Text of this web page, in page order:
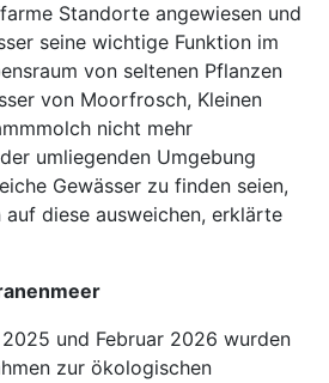
Standorte angewiesen und
seine wichtige Funktion im
von seltenen Pflanzen
von Moorfrosch, Kleinen
nicht mehr
umliegenden Umgebung
Gewässer zu finden seien,
diese ausweichen, erklärte
und Februar 2026 wurden
zur ökologischen